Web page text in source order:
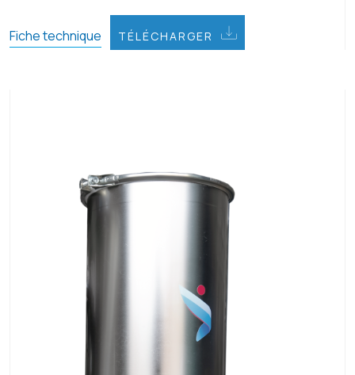
Fiche technique TÉLÉCHARGER